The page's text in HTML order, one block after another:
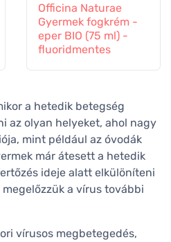
Officina Naturae
Gyermek fogkrém -
eper BIO (75 ml) -
fluoridmentes
a hetedik betegség
az olyan helyeket, ahol nagy
mint például az óvodák
már átesett a hetedik
ideje alatt elkülöníteni
a vírus további
vírusos megbetegedés,